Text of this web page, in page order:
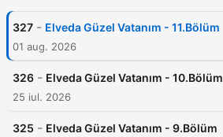
327 - Elveda Güzel Vatanım - 11.Bölüm
01 aug. 2026
326 - Elveda Güzel Vatanım - 10.Bölüm
25 iul. 2026
325 - Elveda Güzel Vatanım - 9.Bölüm